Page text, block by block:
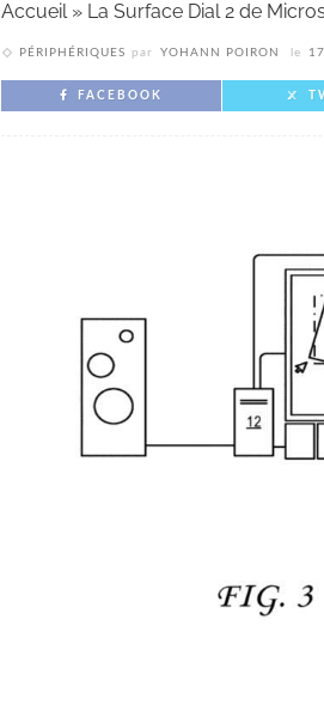
Accueil» La Surface Dial 2 de
PÉRIPHÉRIQUES par YOHANN POIRON le
FACEBOOK